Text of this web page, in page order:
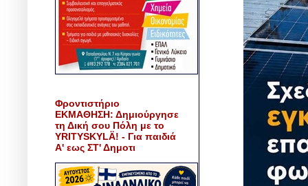
Φροντιστήριο
ΕΚΜΑΘΗΣΗ: Δημιούργησε
τη Δική σου Πόλη με το
YRITYSKYLÄ! - Για παιδιά
Α' εως ΣΤ' Δημοτι